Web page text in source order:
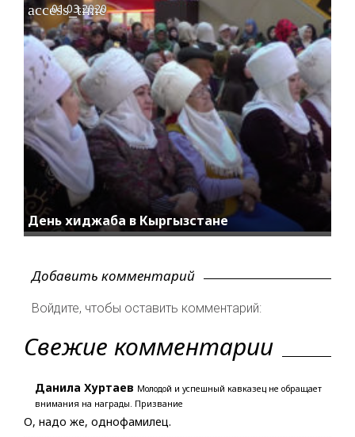
День хиджаба в Кыргызстане
access_time
01.03.2020
Добавить комментарий
Войдите, чтобы оставить комментарий:
Свежие комментарии
Данила Хуртаев Молодой и успешный кавказец не обращает
внимания на награды. Призвание
О, надо же, однофамилец.